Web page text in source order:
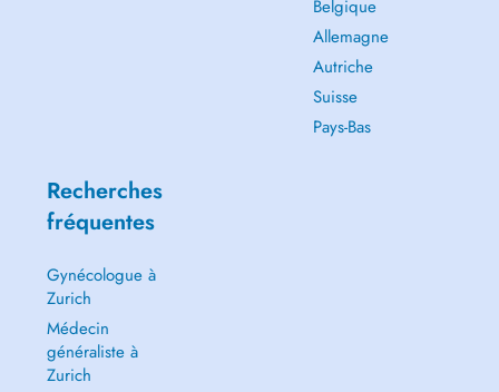
Belgique
Allemagne
Autriche
Suisse
Pays-Bas
Recherches
fréquentes
Gynécologue à
Zurich
Médecin
généraliste à
Zurich